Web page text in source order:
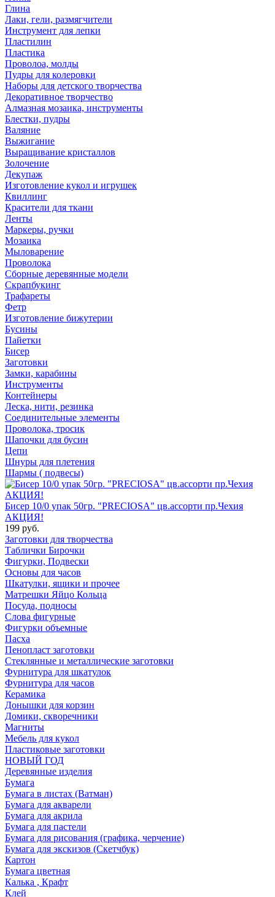
Глина
Лаки, гели, размягчители
Инструмент для лепки
Пластилин
Пластика
Проволоа, молды
Пудры для колеровки
Наборы для детского творчества
Декоративное творчество
Алмазная мозаика, инструменты
Блестки, пудры
Валяние
Выжигание
Выращивание кристаллов
Золочение
Декупаж
Изготовление кукол и игрушек
Квиллинг
Красители для ткани
Ленты
Маркеры, ручки
Мозаика
Мыловарение
Проволока
Сборные деревянные модели
Скрапбукинг
Трафареты
Фетр
Изготовление бижутерии
Бусины
Пайетки
Бисер
Заготовки
Замки, карабины
Инструменты
Контейнеры
Леска, нити, резинка
Соединительные элементы
Проволока, тросик
Шапочки для бусин
Цепи
Шнуры для плетения
Шармы ( подвесы)
Бисер 10/0 упак 50гр. "PRECIOSA" цв.ассорти пр.Чехия
АКЦИЯ!
199 руб.
Заготовки для творчества
Таблички Бирочки
Фигурки, Подвески
Основы для часов
Шкатулки, ящики и прочее
Матрешки Яйцо Кольца
Посуда, подносы
Слова фигурные
Фигурки объемные
Пасха
Пенопласт заготовки
Стеклянные и металлические заготовки
Фурнитура для шкатулок
Фурнитура для часов
Керамика
Донышки для корзин
Домики, скворечники
Магниты
Мебель для кукол
Пластиковые заготовки
НОВЫЙ ГОД
Деревянные изделия
Бумага
Бумага в листах (Ватман)
Бумага для акварели
Бумага для акрила
Бумага для пастели
Бумага для рисования (графика, черчение)
Бумага для экскизов (Скетчбук)
Картон
Бумага цветная
Калька , Крафт
Клей